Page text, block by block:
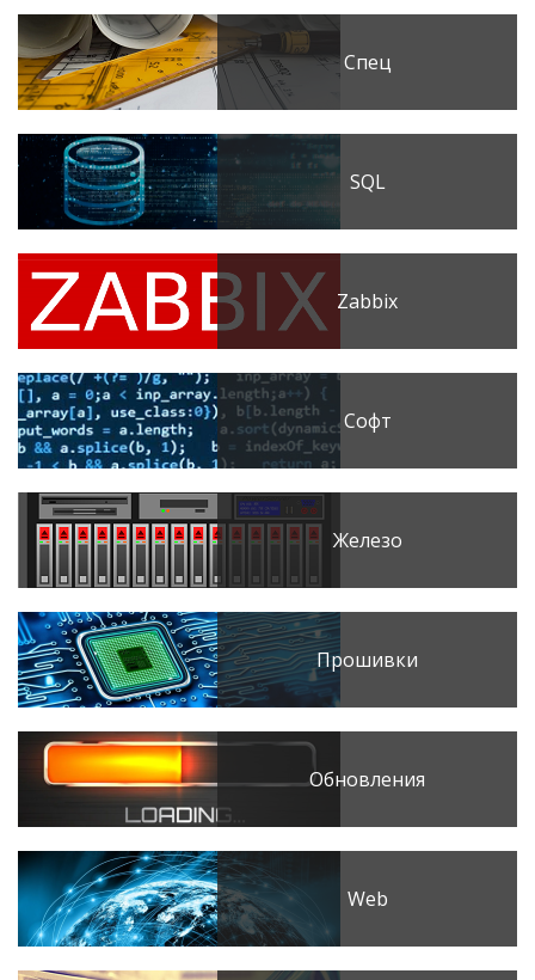
Спец
SQL
Zabbix
Софт
Железо
Прошивки
Обновления
Web